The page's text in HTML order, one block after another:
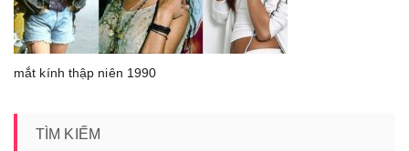
mắt kính thập niên 1990
TÌM KIẾM